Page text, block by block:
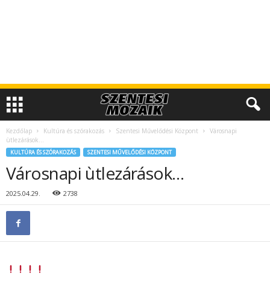
Kezdőlap Kultúra és szórakozás Szentesi Művelődési Központ
Városnapi
ùtlezárások…
KULTÚRA ÉS SZÓRAKOZÁS SZENTESI MŰVELŐDÉSI KÖZPONT
Városnapi ùtlezárások…
2025.04.29. 2738